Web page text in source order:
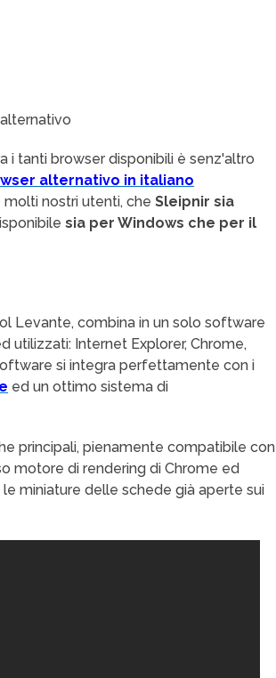
i tanti browser disponibili è senz'altro
alternativo in italiano
molti nostri utenti, cheSleipnir sia
sia per Windows che per il
Levante, combina in un solo software
utilizzati: Internet Explorer, Chrome,
si integra perfettamente con i
ed un ottimo sistema di
principali, pienamente compatibile con
motore di rendering di Chrome ed
miniature delle schede già aperte sui